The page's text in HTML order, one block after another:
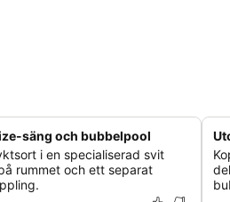
säng och bubbelpool
i en specialiserad svit
rummet och ett separat